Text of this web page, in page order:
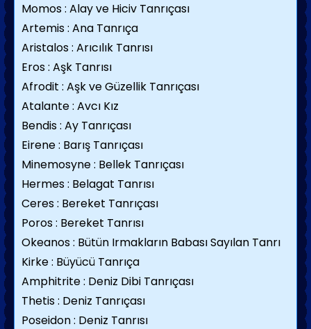
Momos : Alay ve Hiciv Tanrıçası
Artemis : Ana Tanrıça
Aristalos : Arıcılık Tanrısı
Eros : Aşk Tanrısı
Afrodit : Aşk ve Güzellik Tanrıçası
Atalante : Avcı Kız
Bendis : Ay Tanrıçası
Eirene : Barış Tanrıçası
Minemosyne : Bellek Tanrıçası
Hermes : Belagat Tanrısı
Ceres : Bereket Tanrıçası
Poros : Bereket Tanrısı
Okeanos : Bütün Irmakların Babası Sayılan Tanrı
Kirke : Büyücü Tanrıça
Amphitrite : Deniz Dibi Tanrıçası
Thetis : Deniz Tanrıçası
Poseidon : Deniz Tanrısı